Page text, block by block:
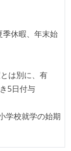
など）ではな
見を調整する
ている
管理している
は Pull Request
実行できる）
ている
季休暇、年末始
は別に、有
5日付与
学校就学の始期